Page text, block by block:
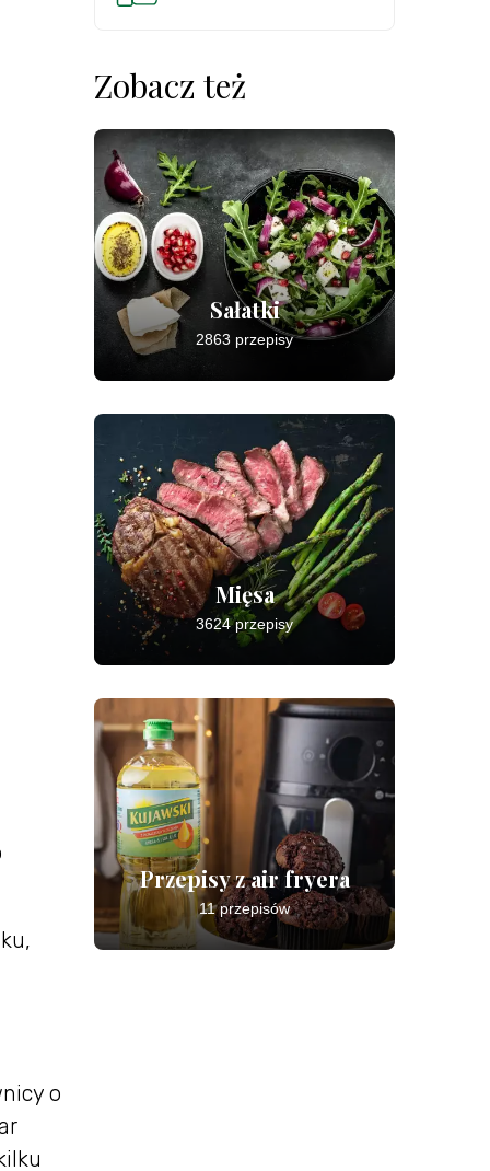
o
Zobacz też
Sałatki
2863 przepisy
Mięsa
3624 przepisy
Przepisy z air fryera
11 przepisów